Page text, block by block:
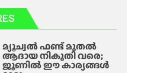
മ്യൂച്വൽ ഫണ്ട് മുതൽ
ആദായ നികുതി വരെ;
ജൂണിൽ ഈ കാര്യങ്ങൾ